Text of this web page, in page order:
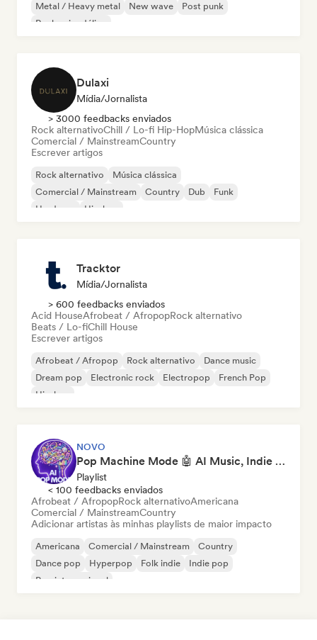
Metal / Heavy metal
New wave
Post punk
Rock psicodélico
Dulaxi
Mídia/Jornalista
> 3000 feedbacks enviados
Rock alternativoChill / Lo-fi Hip-HopMúsica clássica
Comercial / MainstreamCountry
Escrever artigos
Rock alternativo
Música clássica
Comercial / Mainstream
Country Dub
Funk
Hardcore
Hip-hop
Tracktor
Mídia/Jornalista
> 600 feedbacks enviados
Acid HouseAfrobeat / AfropopRock alternativo
Beats / Lo-fiChill House
Escrever artigos
Afrobeat / Afropop Rock alternativo
Dance music
Dream pop
Electronic rock Electropop
French Pop
Hip-hop
NOVO
Pop Machine Mode 🤖 AI Music, Indie Pop & Dream Pop
Playlist
< 100 feedbacks enviados
Afrobeat / AfropopRock alternativoAmericana
Comercial / MainstreamCountry
Adicionar artistas às minhas playlists de maior impacto
Americana Comercial / Mainstream
Country
Dance pop
Hyperpop Folk indie
Indie pop
Pop internacional